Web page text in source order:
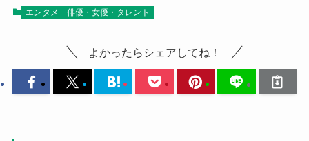
エンタメ 俳優・女優・タレント
よかったらシェアしてね！